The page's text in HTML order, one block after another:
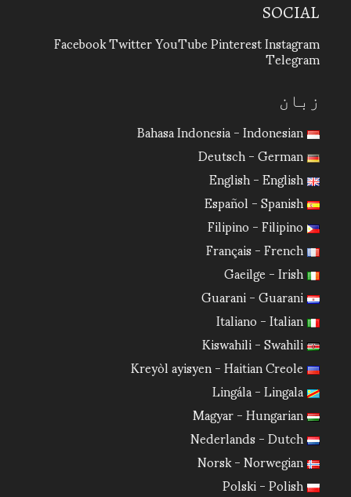
SOCIAL
FacebookTwitterYouTubePinterestInstagram
Telegram
زبان
Bahasa Indonesia - Indonesian
Deutsch - German
English - English
Español - Spanish
Filipino - Filipino
Français - French
Gaeilge - Irish
Guarani - Guarani
Italiano - Italian
Kiswahili - Swahili
Kreyòl ayisyen - Haitian Creole
Lingála - Lingala
Magyar - Hungarian
Nederlands - Dutch
Norsk - Norwegian
Polski - Polish